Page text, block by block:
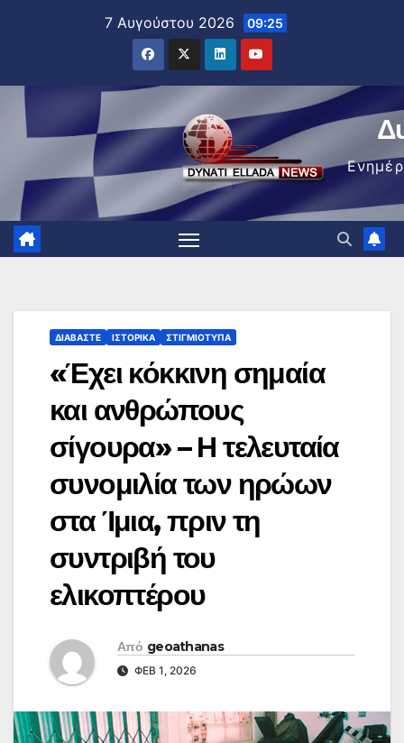
7 Αυγούστου 2026 09:25
ΔΙΑΒΆΣΤΕ ΙΣΤΟΡΙΚΆ ΣΤΙΓΜΙΌΤΥΠΑ
«Έχει κόκκινη σημαία
και ανθρώπους
σίγουρα» – Η τελευταία
συνομιλία των ηρώων
στα Ίμια, πριν τη
συντριβή του
ελικοπτέρου
Από geoathanas
ΦΕΒ 1, 2026